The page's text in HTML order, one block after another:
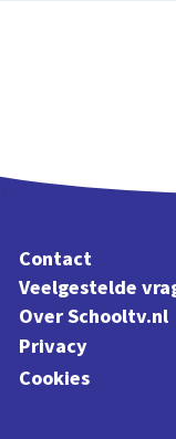
Contact
Veelgestelde
Over Schooltv.nl
Privacy
Cookies